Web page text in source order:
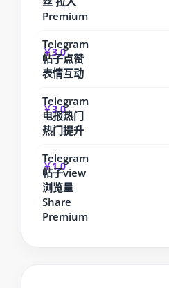
Premium
Telegram
帖子点赞
表情互动
￥3.0
Telegram
电报热门
热门提升
￥3.0
Telegram
帖子view
浏览量
Share
Premium
￥1.0